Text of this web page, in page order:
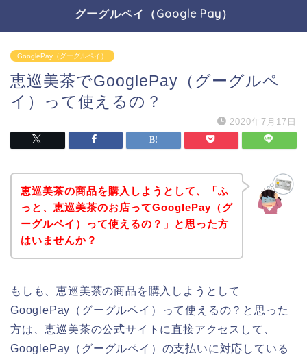
グーグルペイ（Google Pay）
GooglePay（グーグルペイ）
恵巡美茶でGooglePay（グーグルペ
イ）って使えるの？
2020年7月17日
恵巡美茶の商品を購入しようとして、「ふ
っと、恵巡美茶のお店ってGooglePay（グ
ーグルペイ）って使えるの？」と思った方
はいませんか？
もしも、恵巡美茶の商品を購入しようとして
GooglePay（グーグルペイ）って使えるの？と思った
方は、恵巡美茶の公式サイトに直接アクセスして、
GooglePay（グーグルペイ）の支払いに対応している